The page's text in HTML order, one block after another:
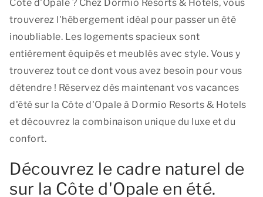
Côte d'Opale ? Chez Dormio Resorts & Hotels, vous
trouverez l'hébergement idéal pour passer un été
inoubliable. Les logements spacieux sont
entièrement équipés et meublés avec style. Vous y
trouverez tout ce dont vous avez besoin pour vous
détendre ! Réservez dès maintenant vos vacances
d'été sur la Côte d'Opale à Dormio Resorts & Hotels
et découvrez la combinaison unique du luxe et du
confort.
Découvrez le cadre naturel de
sur la Côte d'Opale en été.